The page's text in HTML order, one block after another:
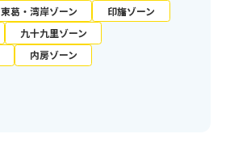
東葛・湾岸ゾーン
印旛ゾーン
九十九里ゾーン
内房ゾーン